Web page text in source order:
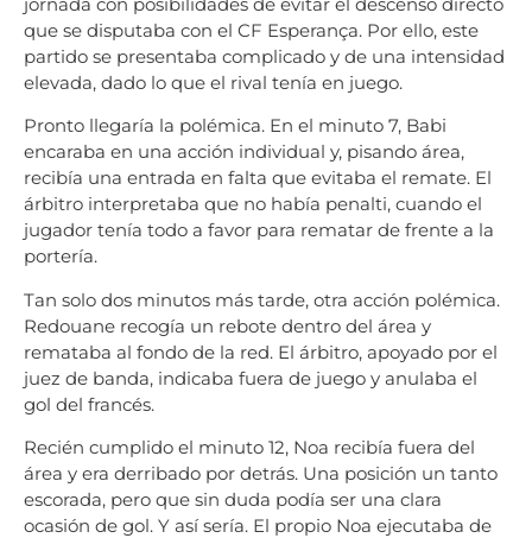
que se disputaba con el CF Esperança. Por ello, este
partido se presentaba complicado y de una intensidad
elevada, dado lo que el rival tenía en juego.
Pronto llegaría la polémica. En el minuto 7, Babi
encaraba en una acción individual y, pisando área,
recibía una entrada en falta que evitaba el remate. El
árbitro interpretaba que no había penalti, cuando el
jugador tenía todo a favor para rematar de frente a la
portería.
Tan solo dos minutos más tarde, otra acción polémica.
Redouane recogía un rebote dentro del área y
remataba al fondo de la red. El árbitro, apoyado por el
juez de banda, indicaba fuera de juego y anulaba el
gol del francés.
Recién cumplido el minuto 12, Noa recibía fuera del
área y era derribado por detrás. Una posición un tanto
escorada, pero que sin duda podía ser una clara
ocasión de gol. Y así sería. El propio Noa ejecutaba de